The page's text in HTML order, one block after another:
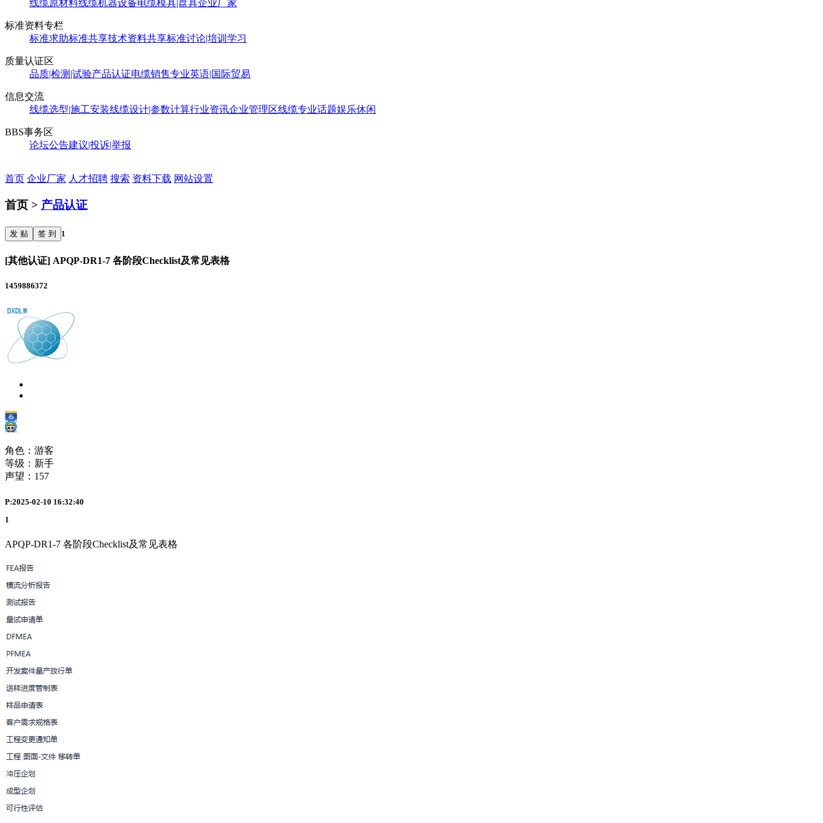
线缆原材料线缆机器设备电缆模具|盘具企业厂家
标准资料专栏
标准求助标准共享技术资料共享标准讨论|培训学习
质量认证区
品质|检测|试验产品认证电缆销售专业英语|国际贸易
信息交流
线缆选型|施工安装线缆设计|参数计算行业资讯企业管理区线缆专业话题娱乐休闲
BBS事务区
论坛公告建议|投诉|举报
首页 企业厂家 人才招聘 搜索 资料下载 网站设置
首页 > 产品认证
发 贴 签 到 1
[其他认证] APQP-DR1-7 各阶段Checklist及常见表格
1459886372
角色：游客
等级：新手
声望： 157
P:2025-02-10 16:32:40
1
APQP-DR1-7 各阶段Checklist及常见表格